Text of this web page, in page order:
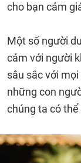
cho bạn cảm
Một số người
cảm với người
sâu sắc với
những con
chúng ta có thể